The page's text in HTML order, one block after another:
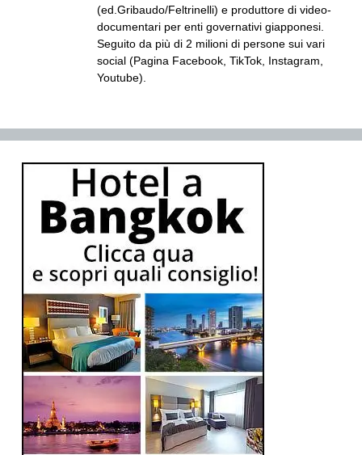
(ed.Gribaudo/Feltrinelli) e produttore di video-
documentari per enti governativi giapponesi.
Seguito da più di 2 milioni di persone sui vari
social (Pagina Facebook, TikTok, Instagram,
Youtube).